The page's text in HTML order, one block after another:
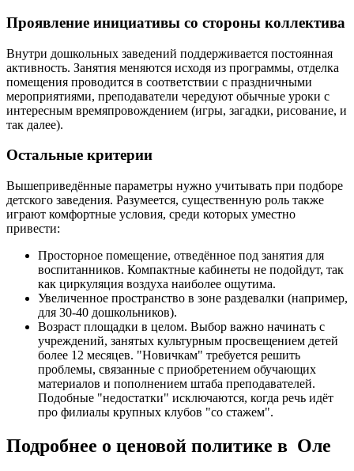
Проявление инициативы со стороны коллектива
Внутри дошкольных заведений поддерживается постоянная
активность. Занятия меняются исходя из программы, отделка
помещения проводится в соответствии с праздничными
мероприятиями, преподаватели чередуют обычные уроки с
интересным времяпровождением (игры, загадки, рисование, и
так далее).
Остальные критерии
Вышеприведённые параметры нужно учитывать при подборе
детского заведения. Разумеется, существенную роль также
играют комфортные условия, среди которых уместно
привести:
Просторное помещение, отведённое под занятия для
воспитанников. Компактные кабинеты не подойдут, так
как циркуляция воздуха наиболее ощутима.
Увеличенное пространство в зоне раздевалки (например,
для 30-40 дошкольников).
Возраст площадки в целом. Выбор важно начинать с
учреждений, занятых культурным просвещением детей
более 12 месяцев. "Новичкам" требуется решить
проблемы, связанные с приобретением обучающих
материалов и пополнением штаба преподавателей.
Подобные "недостатки" исключаются, когда речь идёт
про филиалы крупных клубов "со стажем".
Подробнее о ценовой политике в Оле